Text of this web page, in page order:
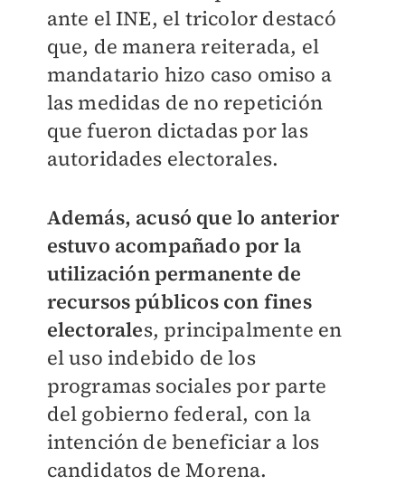
ante el INE, el tricolor destacó
que, de manera reiterada, el
mandatario hizo caso omiso a
las medidas de no repetición
que fueron dictadas por las
autoridades electorales.
Además, acusó que lo anterior
estuvo acompañado por la
utilización permanente de
recursos públicos con fines
electorales, principalmente en
el uso indebido de los
programas sociales por parte
del gobierno federal, con la
intención de beneficiar a los
candidatos de Morena.